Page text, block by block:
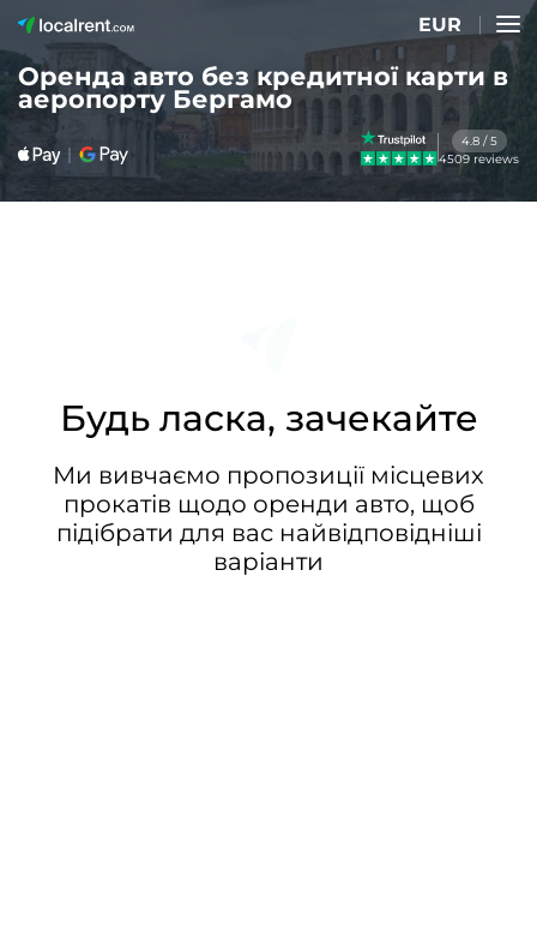
EUR
Оренда авто без кредитної карти в
аеропорту Бергамо
4.8 / 5
4509 reviews
Будь ласка, зачекайте
Ми вивчаємо пропозиції місцевих
прокатів щодо оренди авто, щоб
підібрати для вас найвідповідніші
варіанти